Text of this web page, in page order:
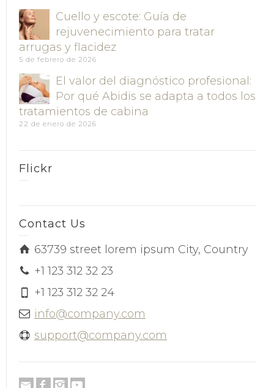
Cuello y escote: Guía de
rejuvenecimiento para tratar
arrugas y flacidez
5 de febrero de 2026
El valor del diagnóstico profesional:
Por qué Abidis se adapta a todos los
tratamientos de cabina
22 de enero de 2026
Flickr
Contact Us
63739 street lorem ipsum City, Country
+1 123 312 32 23
+1 123 312 32 24
info@company.com
support@company.com